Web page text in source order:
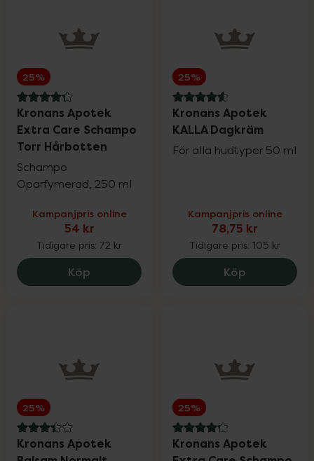
25%
4.3 av 5 i omdöme
Kronans Apotek
Extra Care Schampo
Torr Hårbotten
Schampo
Oparfymerad, 250 ml
Kampanjpris online
54 kr
Tidigare pris: 72 kr
Köp Kronans Apotek Extra Care Schampo
25%
4.6 av 5 i omdöme
Kronans Apotek
KALLA Dagkräm
För alla hudtyper 50 ml
Kampanjpris online
78,75 kr
Tidigare pris: 105 kr
Köp Kronans
25%
3.4 av 5 i omdöme
Kronans Apotek
25%
4.2 av 5 i omdöme
Kronans Apotek